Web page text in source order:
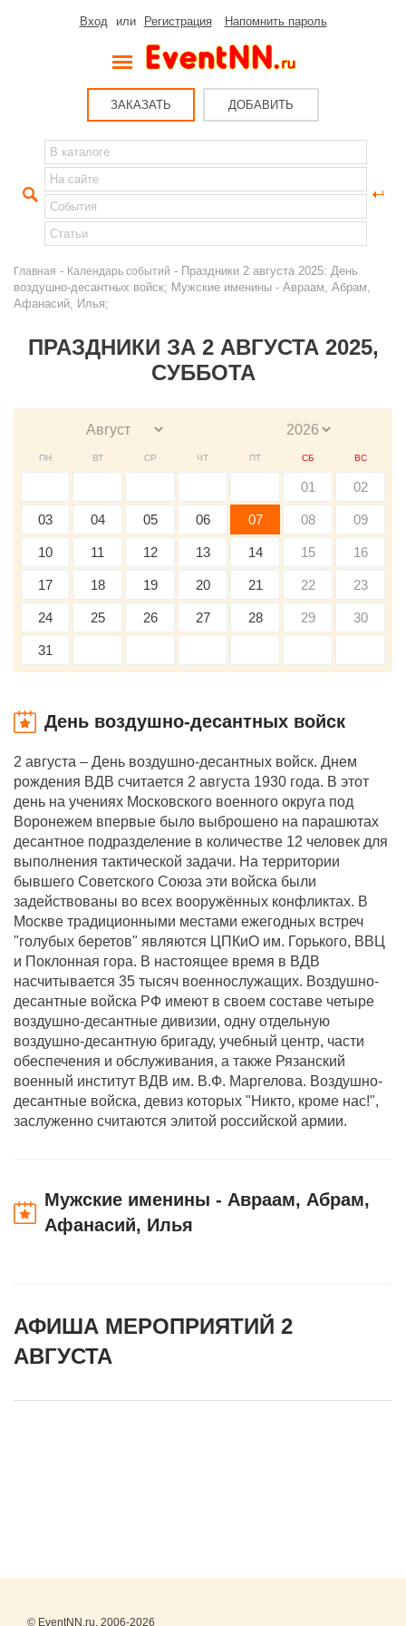
Вход или Регистрация Напомнить пароль
ЗАКАЗАТЬ ДОБАВИТЬ
Главная - Календарь событий - Праздники 2 августа 2025: День
воздушно-десантных войск; Мужские именины - Авраам, Абрам,
Афанасий, Илья;
ПРАЗДНИКИ ЗА 2 АВГУСТА 2025,
СУББОТА
ПН ВТ СР ЧТ ПТ СБ ВС
01 02
03 04 05 06 07 08 09
10 11 12 13 14 15 16
17 18 19 20 21 22 23
24 25 26 27 28 29 30
31
День воздушно-десантных войск
2 августа – День воздушно-десантных войск. Днем
рождения ВДВ считается 2 августа 1930 года. В этот
день на учениях Московского военного округа под
Воронежем впервые было выброшено на парашютах
десантное подразделение в количестве 12 человек для
выполнения тактической задачи. На территории
бывшего Советского Союза эти войска были
задействованы во всех вооружённых конфликтах. В
Москве традиционными местами ежегодных встреч
"голубых беретов" являются ЦПКиО им. Горького, ВВЦ
и Поклонная гора. В настоящее время в ВДВ
насчитывается 35 тысяч военнослужащих. Воздушно-
десантные войска РФ имеют в своем составе четыре
воздушно-десантные дивизии, одну отдельную
воздушно-десантную бригаду, учебный центр, части
обеспечения и обслуживания, а также Рязанский
военный институт ВДВ им. В.Ф. Маргелова. Воздушно-
десантные войска, девиз которых "Никто, кроме нас!",
заслуженно считаются элитой российской армии.
Мужские именины - Авраам, Абрам,
Афанасий, Илья
АФИША МЕРОПРИЯТИЙ 2
АВГУСТА
© EventNN.ru, 2006-2026